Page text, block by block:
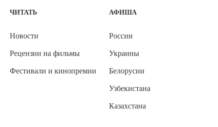
ЧИТАТЬ
Новости
Рецензии на фильмы
Фестивали и кинопремии
АФИША
России
Украины
Белорусии
Узбекистана
Казахстана